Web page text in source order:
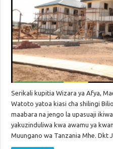
Serikali kupitia Wizara ya Afya,
Watoto yatoa kiasi cha shilingi
maabara na jengo la upasuaji
yakuzinduliwa kwa awamu ya
Muungano wa Tanzania Mhe. Dkt